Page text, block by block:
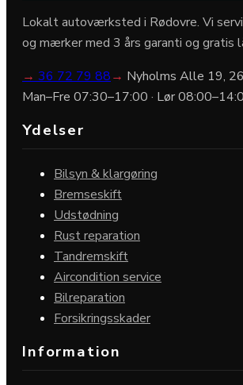
Lokalt autoværksted i Rødovre. Vi
og mærker med 3 års garanti og gratis
→ 36 72 79 88→ Nyholms Alle 19,
Man–Fre 07:30–17:00 · Lør
Ydelser
Bilsyn & klargøring
Bremseskift
Udstødning
Rust reparation
Tandremskift
Aircondition service
Bilreparation
Forsikringsskader
Information